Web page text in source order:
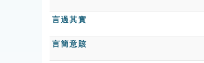
言過其實
言簡意賅